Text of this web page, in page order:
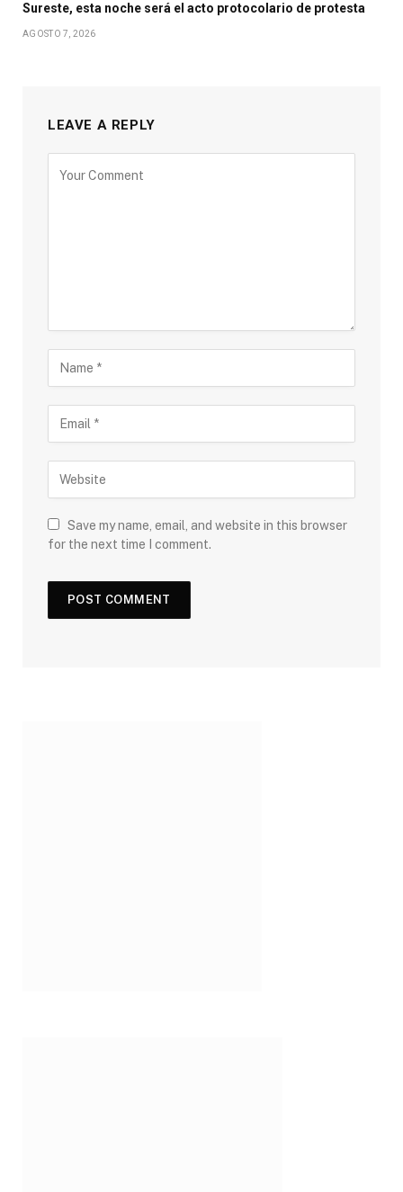
Sureste, esta noche será el acto protocolario de protesta
AGOSTO 7, 2026
LEAVE A REPLY
Save my name, email, and website in this browser
for the next time I comment.